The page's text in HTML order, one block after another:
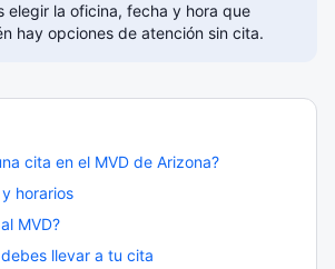
elegir la oficina, fecha y hora que
hay opciones de atención sin cita.
cita en el MVD de Arizona?
horarios
MVD?
llevar a tu cita